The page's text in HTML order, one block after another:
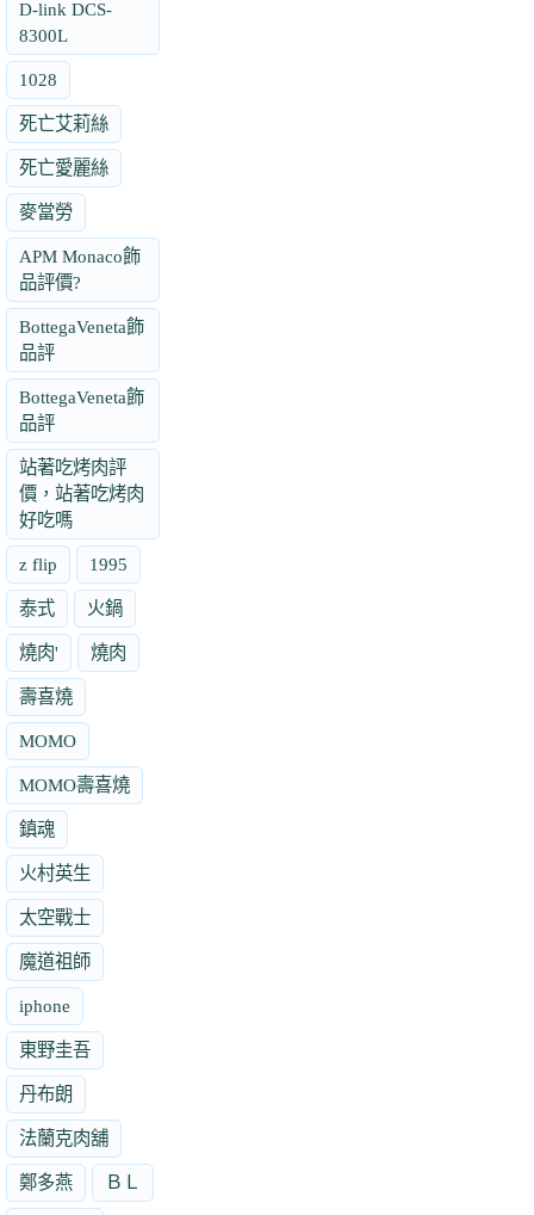
D-link DCS-
8300L
1028
死亡艾莉絲
死亡愛麗絲
麥當勞
APM Monaco飾
品評價?
BottegaVeneta飾
品評
BottegaVeneta飾
品評
站著吃烤肉評
價，站著吃烤肉
好吃嗎
z flip 1995
泰式 火鍋
燒肉' 燒肉
壽喜燒
MOMO
MOMO壽喜燒
鎮魂
火村英生
太空戰士
魔道祖師
iphone
東野圭吾
丹布朗
法蘭克肉舖
鄭多燕 ＢＬ